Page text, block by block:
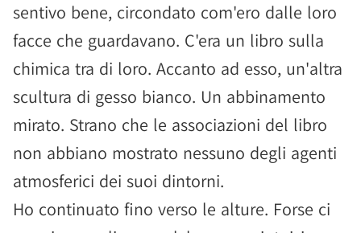
sentivo bene, circondato com'ero dalle loro
facce che guardavano. C'era un libro sulla
chimica tra di loro. Accanto ad esso, un'altra
scultura di gesso bianco. Un abbinamento
mirato. Strano che le associazioni del libro
non abbiano mostrato nessuno degli agenti
atmosferici dei suoi dintorni.
Ho continuato fino verso le alture. Forse ci